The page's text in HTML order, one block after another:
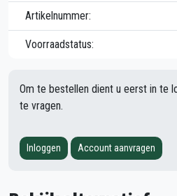
Artikelnummer:
Voorraadstatus:
Om te bestellen dient u eerst in te
te vragen.
Inloggen Account aanvragen